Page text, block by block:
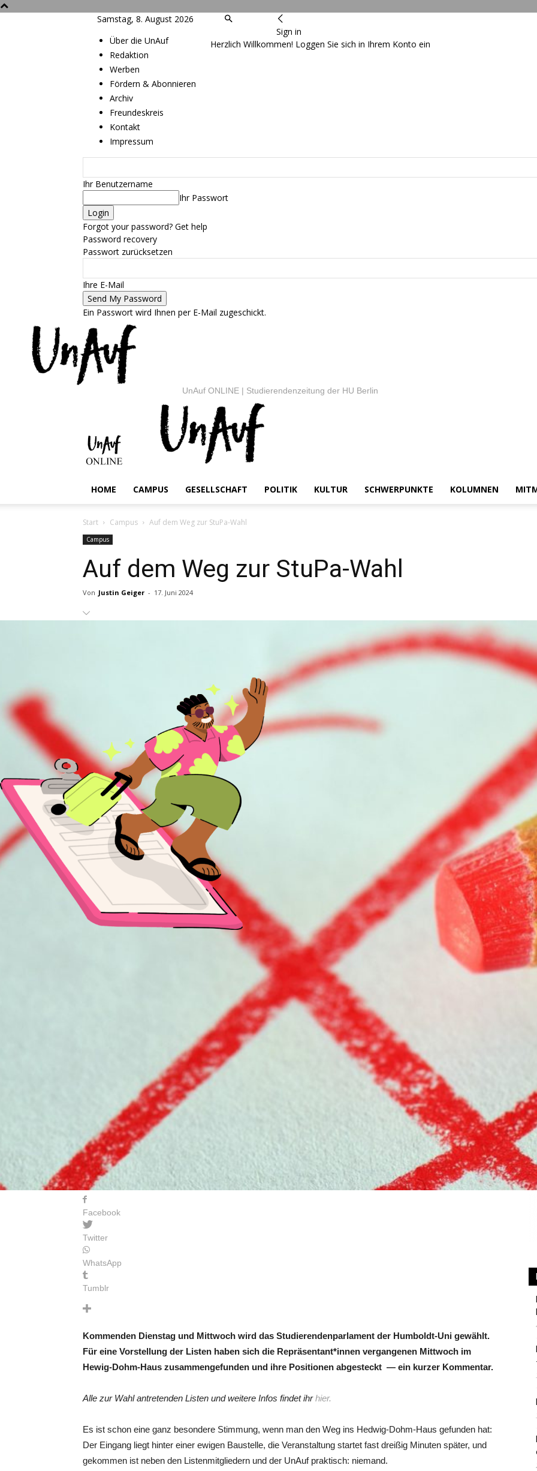
Samstag, 8. August 2026
Über die UnAuf
Redaktion
Werben
Fördern & Abonnieren
Archiv
Freundeskreis
Kontakt
Impressum
Sign in
Herzlich Willkommen! Loggen Sie sich in Ihrem Konto ein
Ihr Benutzername
Ihr Passwort
Forgot your password? Get help
Password recovery
Passwort zurücksetzen
Ihre E-Mail
Ein Passwort wird Ihnen per E-Mail zugeschickt.
UnAuf ONLINE | Studierendenzeitung der HU Berlin
HOME CAMPUS GESELLSCHAFT POLITIK KULTUR SCHWERPUNKTE KOLUMNEN
Start Campus Auf dem Weg zur StuPa-Wahl
Campus
Auf dem Weg zur StuPa-Wahl
Von Justin Geiger - 17. Juni 2024
Facebook
Twitter
WhatsApp
Tumblr
Kommenden Dienstag und Mittwoch wird das Studierendenparlament der Humboldt-Uni gewählt.
Für eine Vorstellung der Listen haben sich die Repräsentant*innen vergangenen Mittwoch im
Hewig-Dohm-Haus zusammengefunden und ihre Positionen abgesteckt — ein kurzer Kommentar.
Alle zur Wahl antretenden Listen und weitere Infos findet ihrhier.
Es ist schon eine ganz besondere Stimmung, wenn man den Weg ins Hedwig-Dohm-Haus gefunden hat:
Der Eingang liegt hinter einer ewigen Baustelle, die Veranstaltung startet fast dreißig Minuten später, und
gekommen ist neben den Listenmitgliedern und der UnAuf praktisch: niemand.